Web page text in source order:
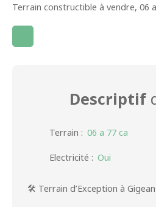
Terrain constructible à vendre, 06
Descriptif
Terrain : 06 a 77 ca
Electricité : Oui
🛠️ Terrain d’Exception à Gigean